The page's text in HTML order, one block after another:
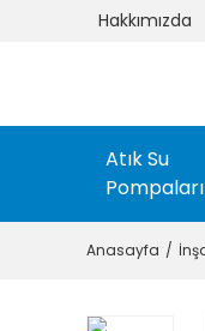
Hakkımızda
Atık Su
Pompaları
Anasayfa